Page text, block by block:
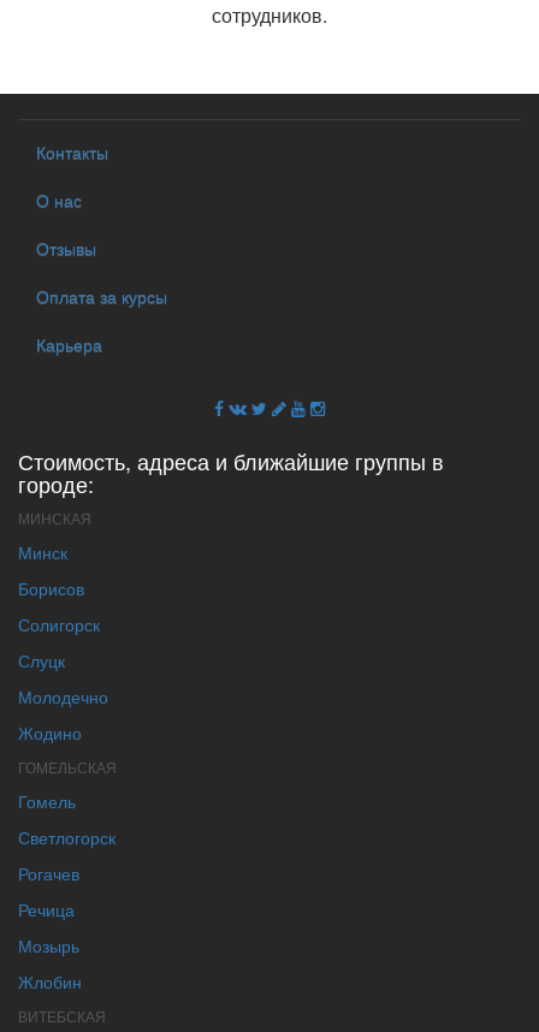
сотрудников.
Контакты
О нас
Отзывы
Оплата за курсы
Карьера
Стоимость, адреса и ближайшие группы в
городе:
МИНСКАЯ
Минск
Борисов
Солигорск
Слуцк
Молодечно
Жодино
ГОМЕЛЬСКАЯ
Гомель
Светлогорск
Рогачев
Речица
Мозырь
Жлобин
ВИТЕБСКАЯ